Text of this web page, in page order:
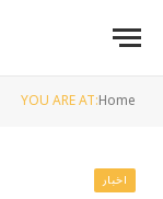
YOU ARE AT:Home
اخبار